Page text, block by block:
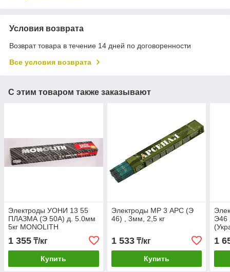
Условия возврата
Возврат товара в течение 14 дней по договоренности
Все условия возврата
С этим товаром также заказывают
Электроды УОНИ 13 55
ПЛАЗМА (Э 50А) д. 5.0мм
5кг MОNOLITH
1 355 ₸/кг
Купить
Электроды МР 3 АРС (Э
46) , 3мм, 2,5 кг
1 533₸/кг
Купить
Э46
1